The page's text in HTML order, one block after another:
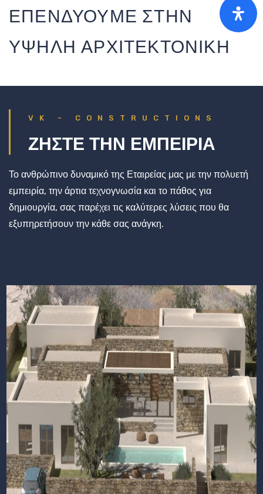
ΕΠΕΝΔΥΟΥΜΕ ΣΤΗΝ
ΥΨΗΛΗ ΑΡΧΙΤΕΚΤΟΝΙΚΗ
VK - CONSTRUCTIONS
ΖΗΣΤΕ ΤΗΝ ΕΜΠΕΙΡΙΑ
Το ανθρώπινο δυναμικό της Εταιρείας μας με την πολυετή
εμπειρία, την άρτια τεχνογνωσία και το πάθος για
δημιουργία, σας παρέχει τις καλύτερες λύσεις που θα
εξυπηρετήσουν την κάθε σας ανάγκη.